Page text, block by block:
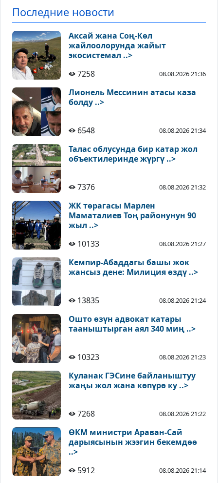
Последние новости
Аксай жана Соң-Көл
жайлоолорунда жайыт
экосистемал ..>
7258
08.08.2026 21:36
Лионель Мессинин атасы каза
болду ..>
6548 08.08.2026 21:34
Талас облусунда бир катар жол
объектилеринде жүргү ..>
7376 08.08.2026 21:32
ЖК төрагасы Марлен
Маматалиев Тоң районунун 90
жыл ..>
10133
08.08.2026 21:27
Кемпир-Абаддагы башы жок
жансыз дене: Милиция өздү ..>
13835 08.08.2026 21:24
Ошто өзүн адвокат катары
тааныштырган аял 340 миң ..>
10323 08.08.2026 21:23
Куланак ГЭСине байланыштуу
жаңы жол жана көпүрө ку ..>
7268 08.08.2026 21:22
ӨКМ министри Араван-Сай
дарыясынын жээгин бекемдөө
..>
5912
08.08.2026 21:14